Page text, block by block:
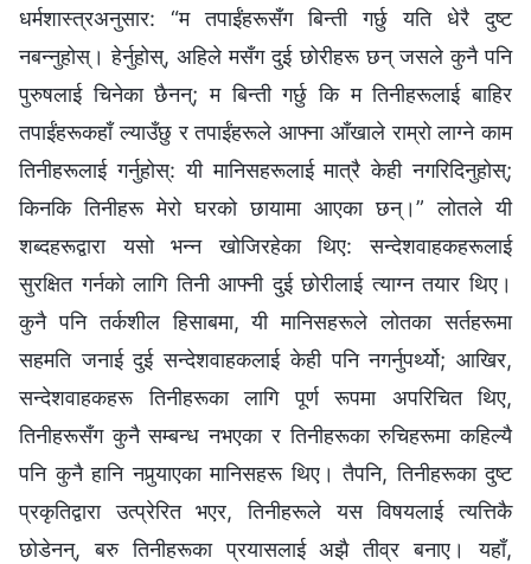
धर्मशास्‍त्रअनुसार: “म तपाईंहरूसँग बिन्ती गर्छु यति धेरै दुष्ट
नबन्‍नुहोस्। हेर्नुहोस्, अहिले मसँग दुई छोरीहरू छन् जसले कुनै पनि
पुरुषलाई चिनेका छैनन्; म बिन्ती गर्छु कि म तिनीहरूलाई बाहिर
तपाईंहरूकहाँ ल्याउँछु र तपाईंहरूले आफ्ना आँखाले राम्रो लाग्‍ने काम
तिनीहरूलाई गर्नुहोस्: यी मानिसहरूलाई मात्रै केही नगरिदिनुहोस्;
किनकि तिनीहरू मेरो घरको छायामा आएका छन्।” लोतले यी
शब्‍दहरूद्वारा यसो भन्न खोजिरहेका थिए: सन्देशवाहकहरूलाई
सुरक्षित गर्नको लागि तिनी आफ्‍नी दुई छोरीलाई त्याग्‍न तयार थिए।
कुनै पनि तर्कशील हिसाबमा, यी मानिसहरूले लोतका सर्तहरूमा
सहमति जनाई दुई सन्देशवाहकलाई केही पनि नगर्नुपर्थ्यो; आखिर,
सन्देशवाहकहरू तिनीहरूका लागि पूर्ण रूपमा अपरिचित थिए,
तिनीहरूसँग कुनै सम्‍बन्ध नभएका र तिनीहरूका रुचिहरूमा कहिल्यै
पनि कुनै हानि नपुर्‍याएका मानिसहरू थिए। तैपनि, तिनीहरूका दुष्ट
प्रकृतिद्वारा उत्प्रेरित भएर, तिनीहरूले यस विषयलाई त्यत्तिकै
छोडेनन्, बरु तिनीहरूका प्रयासलाई अझै तीव्र बनाए। यहाँ,